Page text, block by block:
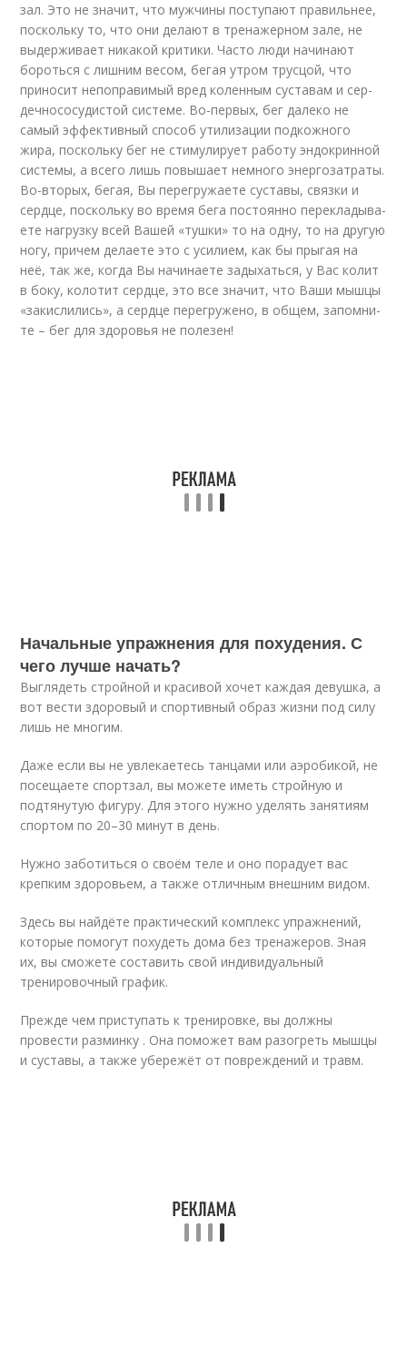
зал. Это не зна­чит, что мужчины поступают правильнее,
поскольку то, что они делают в тре­на­жер­ном за­ле, не
выдерживает никакой критики. Часто люди начинают
бороться с лиш­ним ве­сом, бе­гая ут­ром трусцой, что
приносит непоправимый вред коленным сус­та­вам и сер­
деч­но­со­су­дис­той системе. Во-первых, бег далеко не
самый эффективный спо­соб ути­ли­за­ции подкожного
жира, поскольку бег не стимулирует работу эндокринной
сис­те­мы, а все­го лишь по­вы­ша­ет не­мно­го энергозатраты.
Во-вторых, бегая, Вы пе­ре­гру­жа­е­те сус­та­вы, связ­ки и
серд­це, поскольку во время бега постоянно пе­ре­кла­ды­ва­
е­те на­г­руз­ку всей Ва­шей «тушки» то на одну, то на другую
ногу, причем де­ла­е­те это с уси­ли­ем, как бы пры­гая на
неё, так же, когда Вы начинаете задыхаться, у Вас ко­лит
в бо­ку, ко­ло­тит серд­це, это все зна­чит, что Ваши мышцы
«закислились», а серд­це пе­ре­гру­же­но, в об­щем, за­пом­ни­
те – бег для здоровья не полезен!
Начальные упражнения для похудения. С
чего лучше начать?
Выглядеть стройной и красивой хочет каждая девушка, а
вот вести здоровый и спортивный образ жизни под силу
лишь не многим.
Даже если вы не увлекаетесь танцами или аэробикой, не
посещаете спортзал, вы можете иметь стройную и
подтянутую фигуру. Для этого нужно уделять занятиям
спортом по 20–30 минут в день.
Нужно заботиться о своём теле и оно порадует вас
крепким здоровьем, а также отличным внешним видом.
Здесь вы найдёте практический комплекс упражнений,
которые помогут похудеть дома без тренажеров. Зная
их, вы сможете составить свой индивидуальный
тренировочный график.
Прежде чем приступать к тренировке, вы должны
провести разминку . Она поможет вам разогреть мышцы
и суставы, а также убережёт от повреждений и травм.